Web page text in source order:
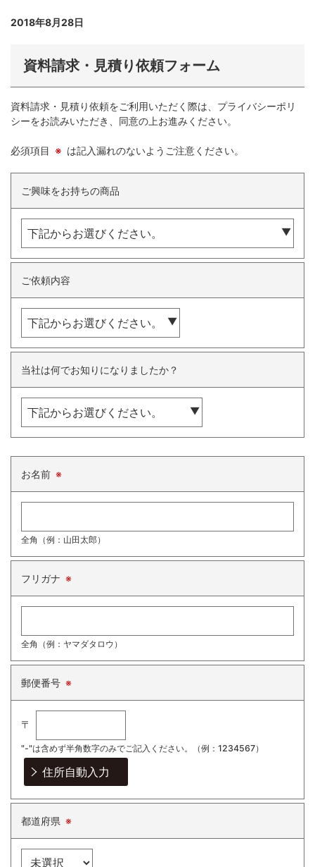
2018年8月28日
資料請求・見積り依頼フォーム
資料請求・見積り依頼をご利用いただく際は、プライバシーポリ
シーをお読みいただき、同意の上お進みください。
必須項目 ※ は記入漏れのないようご注意ください。
ご興味をお持ちの商品
ご依頼内容
当社は何でお知りになりましたか？
お名前 ※
全角（例：山田太郎）
フリガナ ※
全角（例：ヤマダタロウ）
郵便番号 ※
〒
"-"は含めず半角数字のみでご記入ください。 （例：1234567）
都道府県 ※